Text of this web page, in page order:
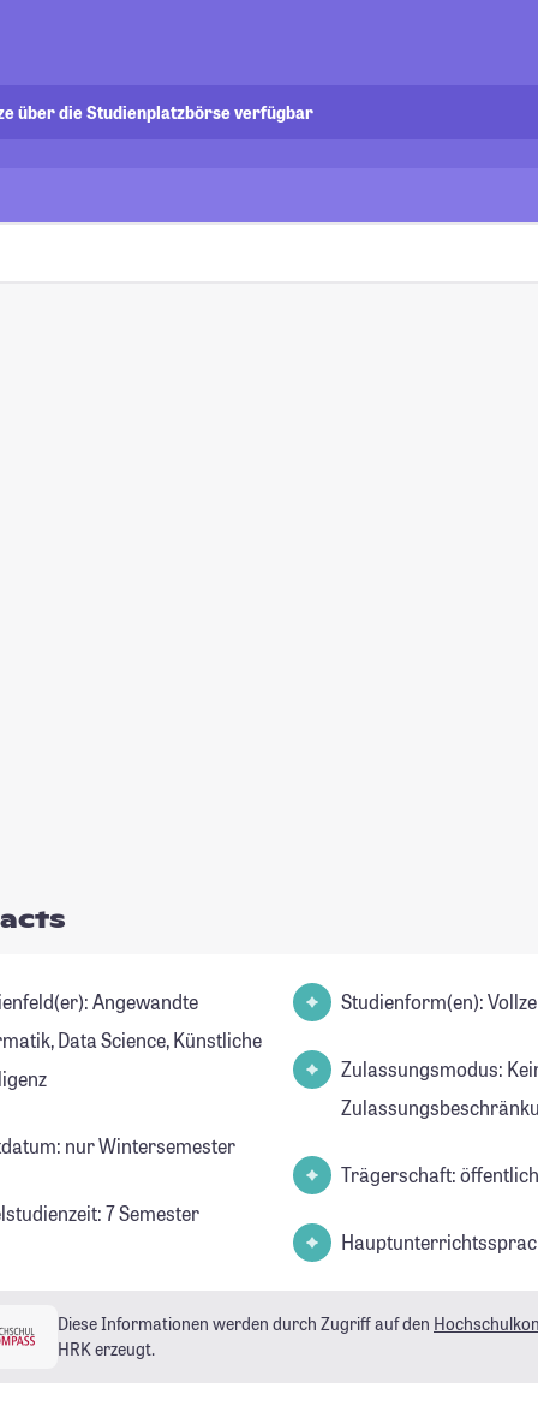
über die Studienplatzbörse verfügbar
Angewandte
Data Science, Künstliche
nur Wintersemester
7 Semester
Studienform(en):
Zulassungsmodus:
Trägerschaft:
Diese Informationen werden durch Zugriff auf den
HRK erzeugt.